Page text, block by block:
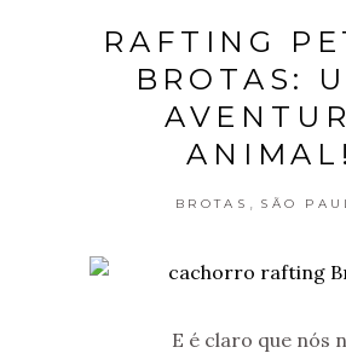
RAFTING
BROTAS:
ANIMAL!
BROTAS SÃO
E é claro que nós